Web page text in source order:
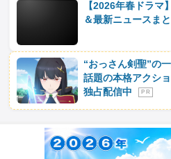
【2026年春ドラマ
＆最新ニュースま
“おっさん剣聖”の
話題の本格アクシ
独占配信中
P R